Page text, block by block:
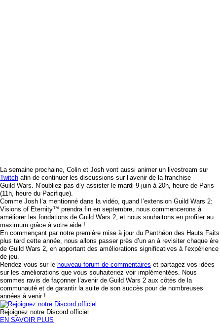
La semaine prochaine, Colin et Josh vont aussi animer un livestream sur
Twitch afin de continuer les discussions sur l’avenir de la franchise
Guild Wars. N’oubliez pas d’y assister le mardi 9 juin à 20h, heure de Paris
(11h, heure du Pacifique).
Comme Josh l’a mentionné dans la vidéo, quand l’extension Guild Wars 2:
Visions of Eternity™ prendra fin en septembre, nous commencerons à
améliorer les fondations de Guild Wars 2, et nous souhaitons en profiter au
maximum grâce à votre aide !
En commençant par notre première mise à jour du Panthéon des Hauts Faits
plus tard cette année, nous allons passer près d’un an à revisiter chaque ère
de Guild Wars 2, en apportant des améliorations significatives à l’expérience
de jeu.
Rendez-vous sur le nouveau forum de commentaires et partagez vos idées
sur les améliorations que vous souhaiteriez voir implémentées. Nous
sommes ravis de façonner l’avenir de Guild Wars 2 aux côtés de la
communauté et de garantir la suite de son succès pour de nombreuses
années à venir !
Rejoignez notre Discord officiel
EN SAVOIR PLUS